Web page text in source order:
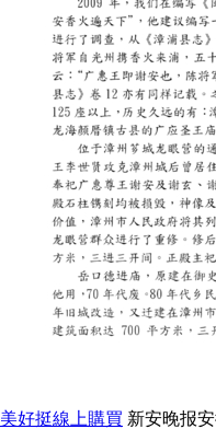
美好挺線上購買 新安晚报